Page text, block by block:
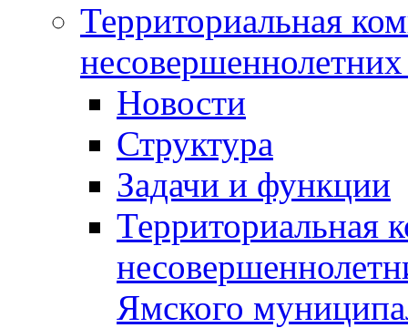
Территориальная
Новости
Структура
Задачи и функции
Территориальная
Ямского